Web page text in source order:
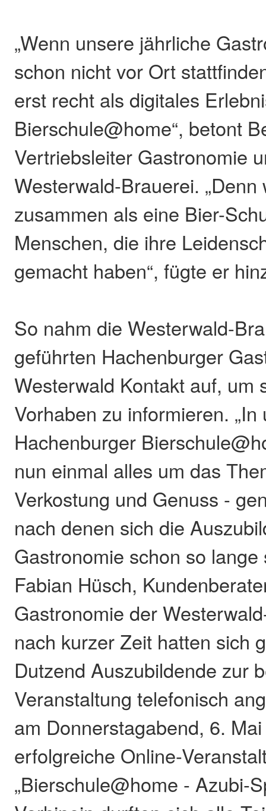
„Wenn unsere jährliche
schon nicht vor Ort
erst recht als digitales
Bierschule@home“, betont
Vertriebsleiter Gastronomie
Westerwald-Brauerei.
zusammen als eine Bier-
Menschen, die ihre
gemacht haben“, fügte er
So nahm die Westerwald-
geführten Hachenburger
Westerwald Kontakt auf, um
Vorhaben zu informieren. „In
Hachenburger
nun einmal alles um das
Verkostung und Genuss -
nach denen sich die
Gastronomie schon so lange
Fabian Hüsch,
Gastronomie der
nach kurzer Zeit hatten sich
Dutzend Auszubildende zur
Veranstaltung telefonisch
am Donnerstagabend, 6.
erfolgreiche Online-
„Bierschule@home - Azubi-